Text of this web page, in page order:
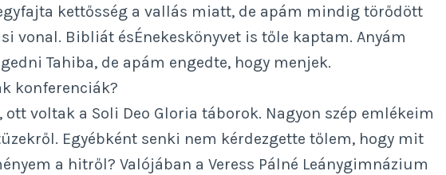
kettősség a vallás miatt, de apám mindig törődött
vonal. Bibliát ésÉnekeskönyvet is tőle kaptam. Anyám
Tahiba, de apám engedte, hogy menjek.
konferenciák?
ott voltak a Soli Deo Gloria táborok. Nagyon szép emlékeim
Egyébként senki nem kérdezgette tőlem, hogy mit
a hitről? Valójában a Veress Pálné Leánygimnázium